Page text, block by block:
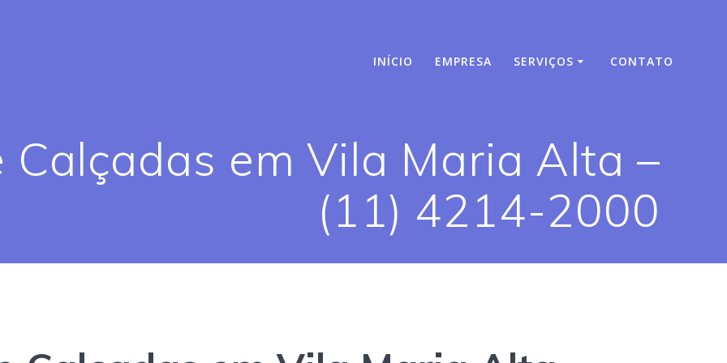
INÍCIO EMPRESA SERVIÇOS CONTATO
Calçadas em Vila Maria Alta –
(11) 4214-2000